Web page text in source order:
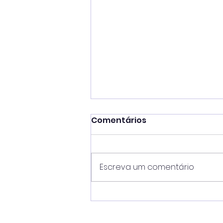
Municipal de Futebol
Comentários
Escreva um comentário